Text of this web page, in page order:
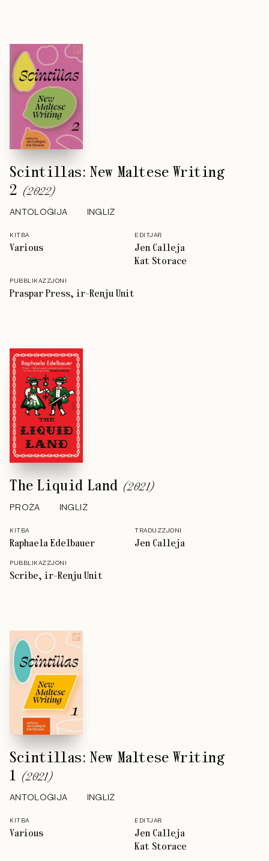
Scintillas: New Maltese Writing
2 (2022)
ANTOLOĠIJA INGLIŻ
KITBA
Various
EDITJAR
Jen Calleja
Kat Storace
PUBBLIKAZZJONI
Praspar Press, ir-Renju Unit
The Liquid Land (2021)
PROŻA INGLIŻ
KITBA
Raphaela Edelbauer
TRADUZZJONI
Jen Calleja
PUBBLIKAZZJONI
Scribe, ir-Renju Unit
Scintillas: New Maltese Writing
1 (2021)
ANTOLOĠIJA INGLIŻ
KITBA
Various
EDITJAR
Jen Calleja
Kat Storace